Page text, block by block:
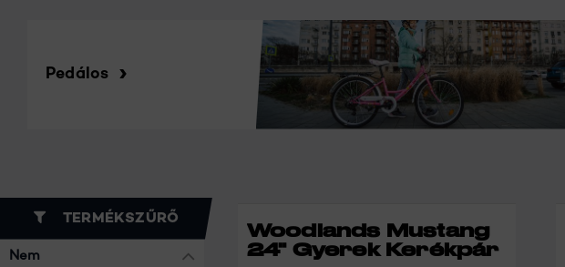
Pedálos
TERMÉKSZŰRŐ
Nem
Woodlands Mustang
24" Gyerek Kerékpár